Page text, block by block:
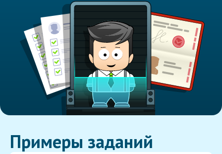
Примеры заданий